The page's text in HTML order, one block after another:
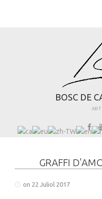
BOSC DE C
ART
GRAFFI
on 22 Juliol 2017